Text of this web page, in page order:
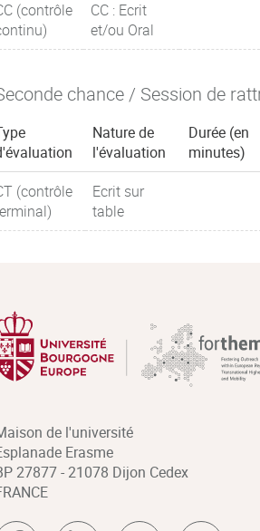
(contrôle
CC : Ecrit
et/ou Oral
chance / Session de
Nature de
l'évaluation
Durée (en
minutes)
(contrôle
Ecrit sur
table
de l'université
Erasme
27877 - 21078 Dijon Cedex